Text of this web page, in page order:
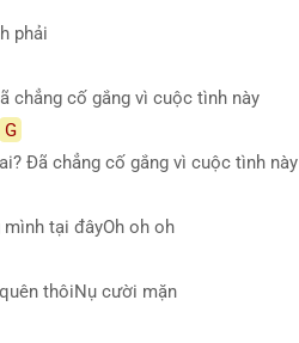
phải
chẳng cố gắng vì cuộc tình này
G
ai? Đã chẳng cố gắng vì cuộc tình này
tại đâyOh oh oh
thôiNụ cười mặn